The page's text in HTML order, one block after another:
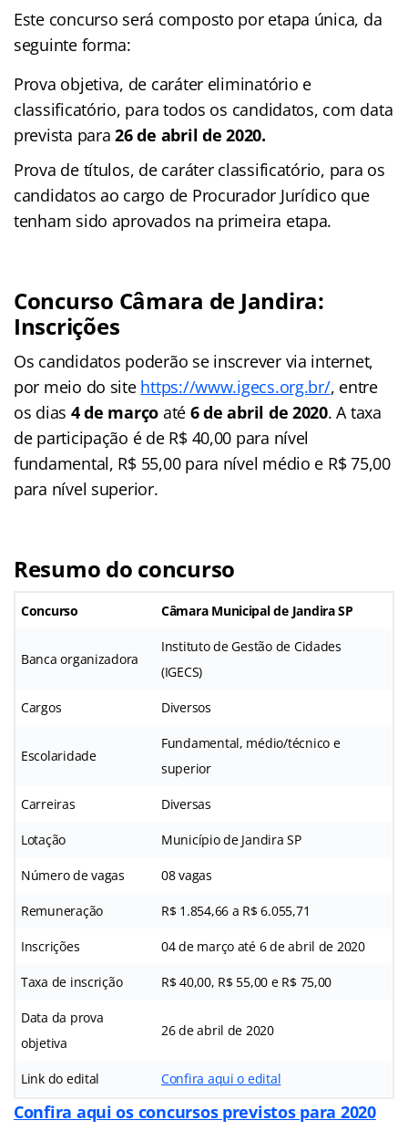
Este concurso será composto por etapa única, da
seguinte forma:
Prova objetiva, de caráter eliminatório e
classificatório, para todos os candidatos, com data
prevista para26 de abril de 2020.
Prova de títulos, de caráter classificatório, para os
candidatos ao cargo de Procurador Jurídico que
tenham sido aprovados na primeira etapa.
Concurso Câmara de Jandira:
Inscrições
Os candidatos poderão se inscrever via internet,
por meio do site https://www.igecs.org.br/, entre
os dias 4 de março até 6 de abril de 2020. A taxa
de participação é de R$ 40,00 para nível
fundamental, R$ 55,00 para nível médio e R$ 75,00
para nível superior.
Resumo do concurso
Concurso Câmara Municipal de Jandira SP
Banca organizadora
Instituto de Gestão de Cidades
(IGECS)
Cargos Diversos
Escolaridade
Fundamental, médio/técnico e
superior
Carreiras Diversas
Lotação Município de Jandira SP
Número de vagas 08 vagas
Remuneração R$ 1.854,66 a R$ 6.055,71
Inscrições 04 de março até 6 de abril de 2020
Taxa de inscrição R$ 40,00, R$ 55,00 e R$ 75,00
Data da prova
objetiva
26 de abril de 2020
Link do edital Confira aqui o edital
Confira aqui os concursos previstos para 2020